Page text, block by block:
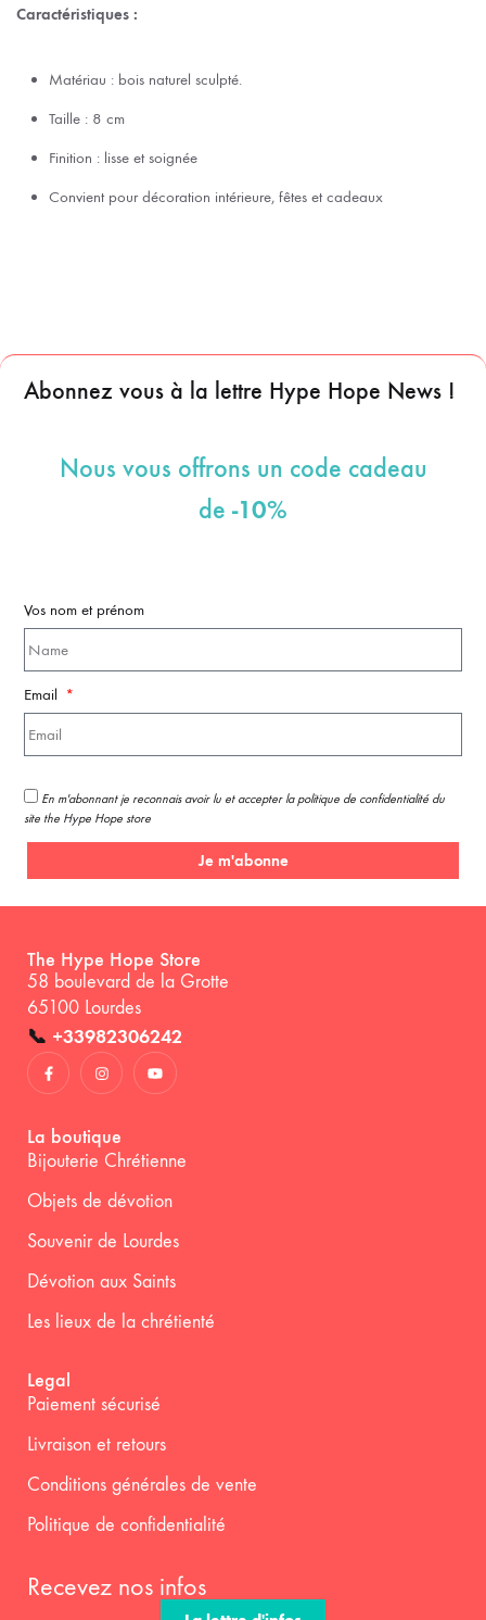
Caractéristiques :
Matériau : bois naturel sculpté.
Taille : 8 cm
Finition : lisse et soignée
Convient pour décoration intérieure, fêtes et cadeaux
Abonnez vous à la lettre Hype Hope News !
Nous vous offrons un code cadeau
de -10%
Vos nom et prénom
Email
En m'abonnant je reconnais avoir lu et accepter la politique de confidentialité du
site the Hype Hope store
Je m'abonne
The Hype Hope Store
58 boulevard de la Grotte
65100 Lourdes
📞 +33982306242
La boutique
Bijouterie Chrétienne
Objets de dévotion
Souvenir de Lourdes
Dévotion aux Saints
Les lieux de la chrétienté
Legal
Paiement sécurisé
Livraison et retours
Conditions générales de vente
Politique de confidentialité
Recevez nos infos